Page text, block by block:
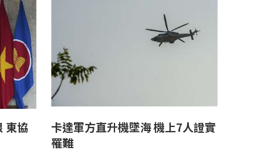
東協
卡達軍方直升機墜海 機上7人證實
罹難